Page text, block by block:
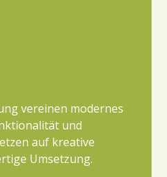
vereinen modernes
und
auf kreative
Umsetzung.